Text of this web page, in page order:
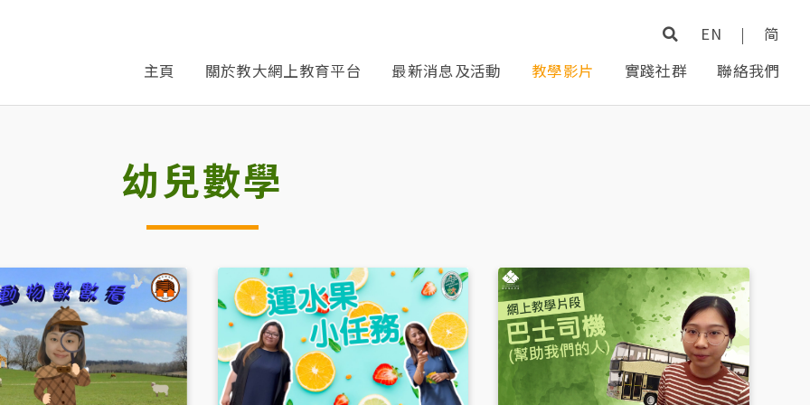
EN |
简
主頁
關於教大網上教育平台 最新消息及活動 教學影片 實踐社群 聯絡我們
幼兒數學